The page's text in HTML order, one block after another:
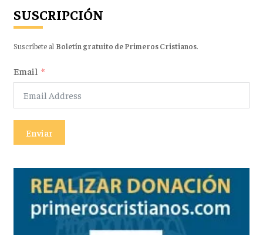
SUSCRIPCIÓN
Suscríbete al Boletín gratuito de Primeros Cristianos.
Email
Enviar